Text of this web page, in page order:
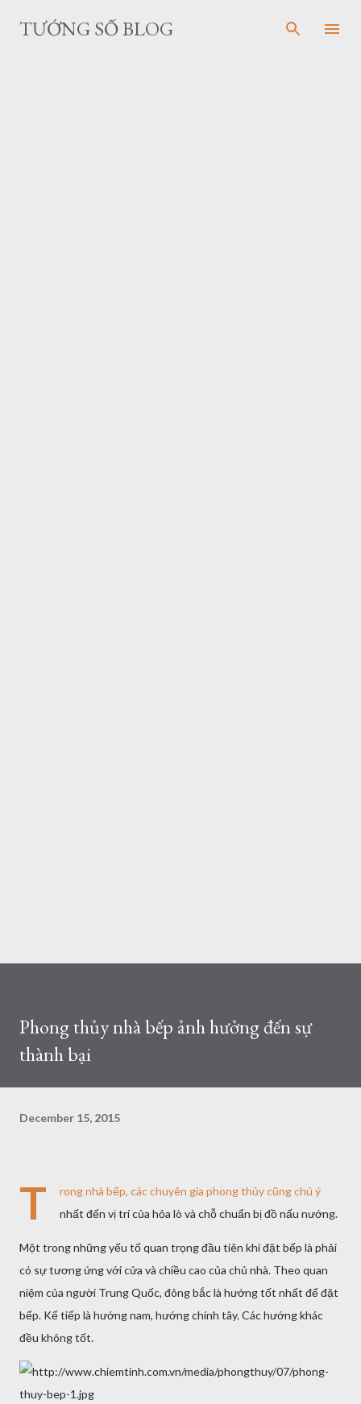
Skip to main content
TƯỚNG SỐ BLOG
Phong thủy nhà bếp ảnh hưởng đến sự
thành bại
December 15, 2015
T
rong nhà bếp, các chuyên gia phong thủy cũng chú ý
nhất đến vị trí của hỏa lò và chỗ chuẩn bị đồ nấu nướng.
Một trong những yếu tố quan trọng đầu tiên khi đặt bếp là phải
có sự tương ứng với cửa và chiều cao của chủ nhà. Theo quan
niệm của người Trung Quốc, đông bắc là hướng tốt nhất để đặt
bếp. Kế tiếp là hướng nam, hướng chính tây. Các hướng khác
đều không tốt.